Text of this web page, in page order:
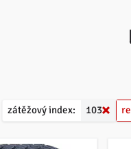
zátěžový index: 103